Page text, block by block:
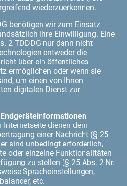
wiederzuerkennen.
benötigen wir zum Einsatz
Ihre Einwilligung. Eine
2 TDDDG nur dann nicht
entweder die
über ein öffentliches
ermöglichen oder wenn sie
um einen von Ihnen
digitalen Dienst zur
Internetseite dienen dem
einer Nachricht (§ 25
sind unbedingt erforderlich,
oder einzelne Funktionalitäten
zu stellen (§ 25 Abs. 2 Nr.
Spracheinstellungen,
etc.